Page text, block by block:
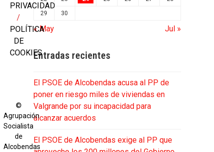
29 30
« May Jul »
Entradas recientes
El PSOE de Alcobendas acusa al PP de
poner en riesgo miles de viviendas en
Valgrande por su incapacidad para
alcanzar acuerdos
El PSOE de Alcobendas exige al PP que
PRIVACIDAD
/
POLÍTICA
DE
COOKIES
©
Agrupación
Socialista
de
Alcobendas